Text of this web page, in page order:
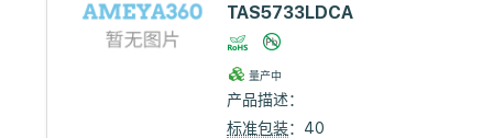
TAS5733LDCA
量产中
产品描述：
标准包装：40